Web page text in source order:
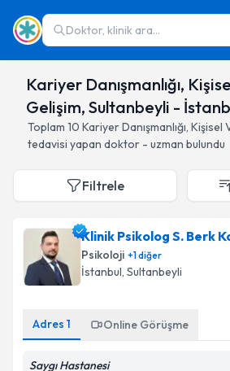
Doktor, klinik ara...
Kariyer Danışmanlığı,
Gelişim, Sultanbeyli -
Toplam 10 Kariyer Danışmanlığı, Kişisel
tedavisi yapan doktor - uzman bulundu
Filtrele
Klinik Psikolog S. Berk
Psikoloji +1diğer
İstanbul, Sultanbeyli
Adres 1 Online Görüşme
Saygı Hastanesi